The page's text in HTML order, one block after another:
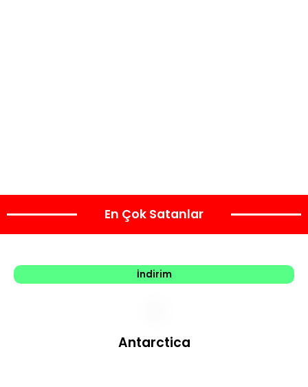
En Çok Satanlar
İndirim
Antarctica